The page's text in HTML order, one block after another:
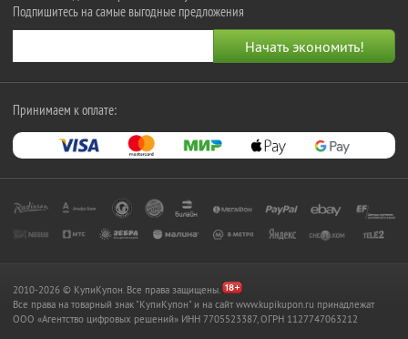
Подпишитесь на самые выгодные предложения
Принимаем к оплате:
2010-2026 © КупиКупон. Все права защищены.
Все права на товарный знак "КупиКупон" и на сайт www.kupikupon.ru принадлежат
OOO «Агентство цифровых решений» ИНН 7705523387, ОГРН 1127747063212